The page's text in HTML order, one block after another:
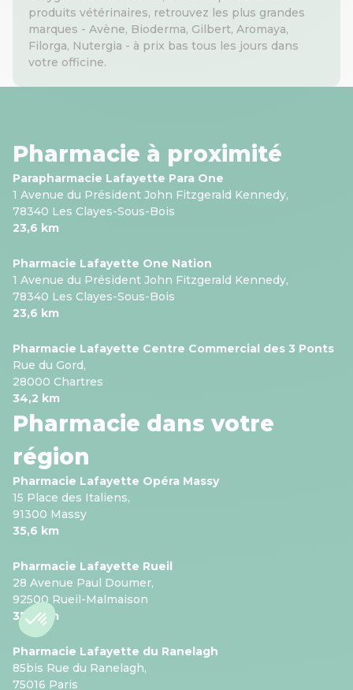
produits vétérinaires, retrouvez les plus grandes
marques - Avène, Bioderma, Gilbert, Aromaya,
Filorga, Nutergia - à prix bas tous les jours dans
votre officine.
Pharmacie à proximité
Parapharmacie Lafayette Para One
1 Avenue du Président John Fitzgerald Kennedy,
78340 Les Clayes-Sous-Bois
23,6 km
Pharmacie Lafayette One Nation
1 Avenue du Président John Fitzgerald Kennedy,
78340 Les Clayes-Sous-Bois
23,6 km
Pharmacie Lafayette Centre Commercial des 3 Ponts
Rue du Gord,
28000 Chartres
34,2 km
Pharmacie dans votre
région
Pharmacie Lafayette Opéra Massy
15 Place des Italiens,
91300 Massy
35,6 km
Pharmacie Lafayette Rueil
28 Avenue Paul Doumer,
92500 Rueil-Malmaison
37,8 km
Pharmacie Lafayette du Ranelagh
85bis Rue du Ranelagh,
75016 Paris